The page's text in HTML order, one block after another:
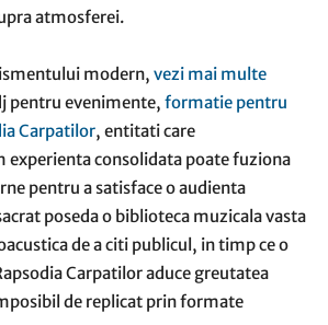
atmosferei.
modern, vezi mai multe
pentru evenimente, formatie pentru
Carpatilor, entitati care
experienta consolidata poate fuziona
pentru a satisface o audienta
poseda o biblioteca muzicala vasta
de a citi publicul, in timp ce o
Carpatilor aduce greutatea
de replicat prin formate